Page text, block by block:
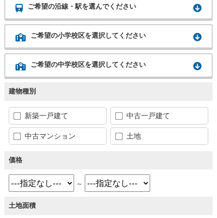
ご希望の沿線・駅を選んでください
ご希望の小学校区を選択してください
ご希望の中学校区を選択してください
建物種別
新築一戸建て 中古一戸建て
中古マンション 土地
価格
～
土地面積